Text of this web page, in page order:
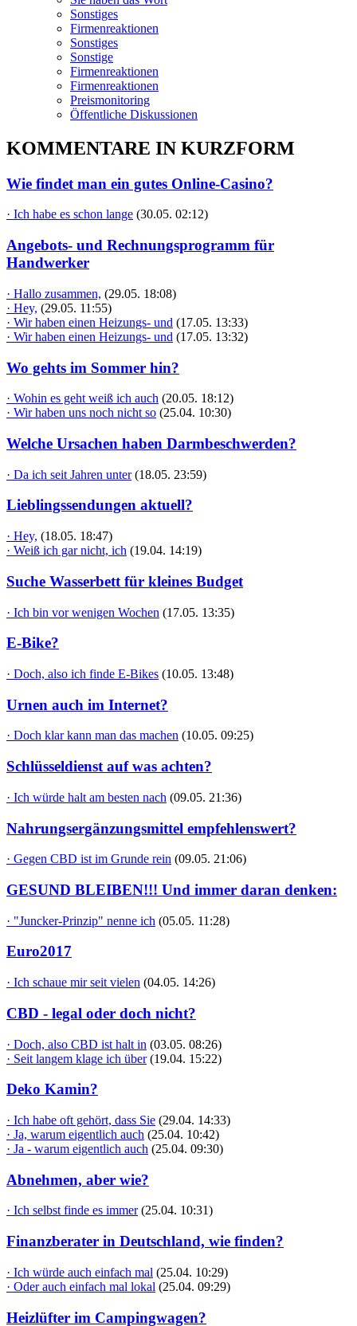
Sonstiges
Firmenreaktionen
Sonstiges
Sonstige
Firmenreaktionen
Firmenreaktionen
Preismonitoring
Öffentliche Diskussionen
KOMMENTARE IN KURZFORM
Wie findet man ein gutes Online-Casino?
· Ich habe es schon lange (30.05. 02:12)
Angebots- und Rechnungsprogramm für
Handwerker
· Hallo zusammen, (29.05. 18:08)
· Hey, (29.05. 11:55)
· Wir haben einen Heizungs- und (17.05. 13:33)
· Wir haben einen Heizungs- und (17.05. 13:32)
Wo gehts im Sommer hin?
· Wohin es geht weiß ich auch (20.05. 18:12)
· Wir haben uns noch nicht so (25.04. 10:30)
Welche Ursachen haben Darmbeschwerden?
· Da ich seit Jahren unter (18.05. 23:59)
Lieblingssendungen aktuell?
· Hey, (18.05. 18:47)
· Weiß ich gar nicht, ich (19.04. 14:19)
Suche Wasserbett für kleines Budget
· Ich bin vor wenigen Wochen (17.05. 13:35)
E-Bike?
· Doch, also ich finde E-Bikes (10.05. 13:48)
Urnen auch im Internet?
· Doch klar kann man das machen (10.05. 09:25)
Schlüsseldienst auf was achten?
· Ich würde halt am besten nach (09.05. 21:36)
Nahrungsergänzungsmittel empfehlenswert?
· Gegen CBD ist im Grunde rein (09.05. 21:06)
GESUND BLEIBEN!!! Und immer daran denken:
· "Juncker-Prinzip" nenne ich (05.05. 11:28)
Euro2017
· Ich schaue mir seit vielen (04.05. 14:26)
CBD - legal oder doch nicht?
· Doch, also CBD ist halt in (03.05. 08:26)
· Seit langem klage ich über (19.04. 15:22)
Deko Kamin?
· Ich habe oft gehört, dass Sie (29.04. 14:33)
· Ja, warum eigentlich auch (25.04. 10:42)
· Ja - warum eigentlich auch (25.04. 09:30)
Abnehmen, aber wie?
· Ich selbst finde es immer (25.04. 10:31)
Finanzberater in Deutschland, wie finden?
· Ich würde auch einfach mal (25.04. 10:29)
· Oder auch einfach mal lokal (25.04. 09:29)
Heizlüfter im Campingwagen?